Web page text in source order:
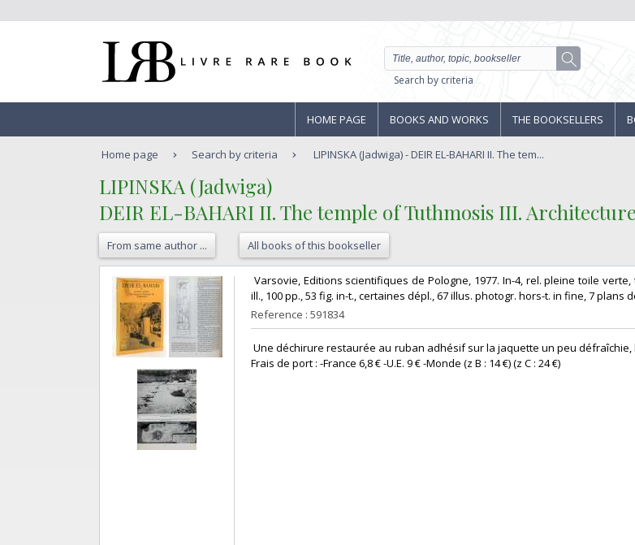
Search by criteria
HOME PAGE BOOKS AND WORKS THE BOOKSELLERS
Home page Search by criteria LIPINSKA (Jadwiga) - DEIR EL-BAHARI II. The tem...
‎LIPINSKA (Jadwiga)‎
‎DEIR EL-BAHARI II. The temple of Tuthmosis III.
From same author ... All books of this bookseller
Varsovie, Editions scientifiques de Pologne, 1977. In-4, rel. pleine toile
ill., 100 pp., 53 fig. in-t., certaines dépl., 67 illus. photogr. hors-t. in fine, 7 plans
Reference : 591834
Une déchirure restaurée au ruban adhésif sur la jaquette un peu
Frais de port : -France 6,8 € -U.E. 9 € -Monde (z B : 14 €) (z C : 24 €) ‎